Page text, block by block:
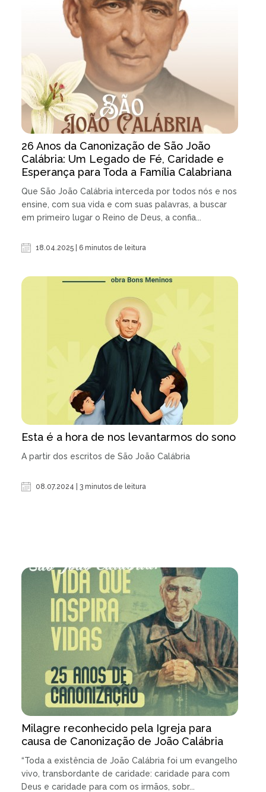
26 Anos da Canonização de São João
Calábria: Um Legado de Fé, Caridade e
Esperança para Toda a Família Calabriana
Que São João Calábria interceda por todos nós e nos
ensine, com sua vida e com suas palavras, a buscar
em primeiro lugar o Reino de Deus, a confia...
18.04.2025 | 6 minutos de leitura
Esta é a hora de nos levantarmos do sono
A partir dos escritos de São João Calábria
08.07.2024 | 3 minutos de leitura
Milagre reconhecido pela Igreja para
causa de Canonização de João Calábria
“Toda a existência de João Calábria foi um evangelho
vivo, transbordante de caridade: caridade para com
Deus e caridade para com os irmãos, sobr...